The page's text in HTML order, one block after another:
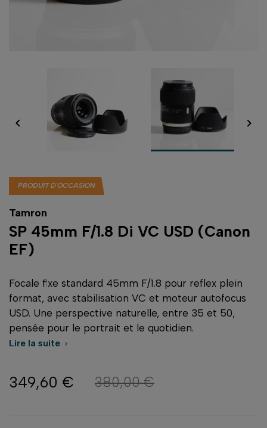
 
PRODUIT D'OCCASION
Tamron
SP 45mm F/1.8 Di VC USD (Canon
EF)
Focale fixe standard 45mm F/1.8 pour reflex plein
format, avec stabilisation VC et moteur autofocus
USD. Une perspective naturelle, entre 35 et 50,
pensée pour le portrait et le quotidien.
Lire la suite 
349,60 € 380,00 €